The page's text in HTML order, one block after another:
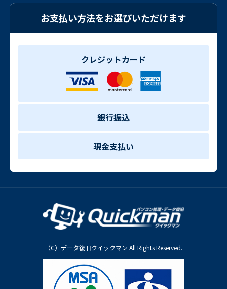
お支払い方法をお選びいただけます
クレジットカード
銀行振込
現金支払い
（C）データ復旧クイックマン All Rights Reserved.